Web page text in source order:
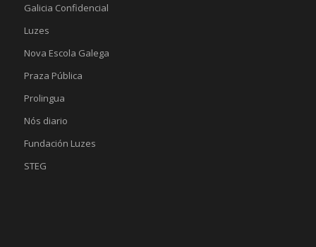
Galicia Confidencial
Luzes
Nova Escola Galega
Praza Pública
Prolingua
Nós diario
Fundación Luzes
STEG